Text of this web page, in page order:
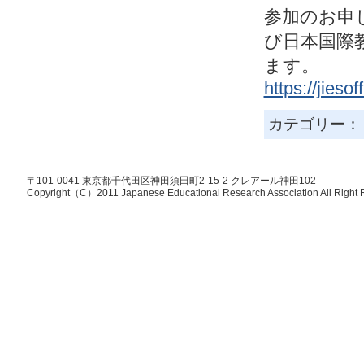
参加のお申
び日本国際
ます。
https://
カテゴリー：
〒101-0041 東京都千代田区神田須田町2-15-2 クレアール神田102
Copyright（C）2011 Japanese Educational Research Association All Right